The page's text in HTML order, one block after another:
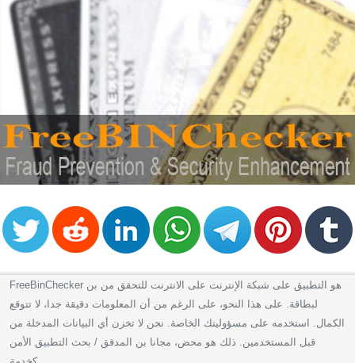
FreeBinChecker هو التطبيق على شبكة الإنترنت على الانترنت للتحقق من بن
لبطاقة. على هذا النحو، على الرغم من أن المعلومات دقيقة جدا، لا تتوقع
الكمال. استخدمه على مسؤوليتك الخاصة. نحن لا تخزن أي البيانات المدخلة من
قبل المستخدمين. ذلك هو محض، مجانا بن المدقق / بحث التطبيق الأمن